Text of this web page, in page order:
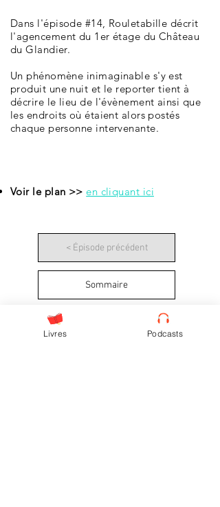
Dans l'épisode #14, Rouletabille décrit
l'agencement du 1er étage du Château
du Glandier.
Un phénomène inimaginable s'y est
produit une nuit et le reporter tient à
décrire le lieu de l'évènement ainsi que
les endroits où étaient alors postés
chaque personne intervenante.
Voir le plan >> en cliquant ici
< Épisode précédent
Sommaire
Livres Podcasts